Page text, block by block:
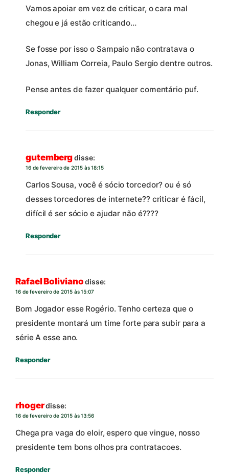
Vamos apoiar em vez de criticar, o cara mal
chegou e já estão criticando…
Se fosse por isso o Sampaio não contratava o
Jonas, William Correia, Paulo Sergio dentre outros.
Pense antes de fazer qualquer comentário puf.
Responder
gutembergdisse:
16 de fevereiro de 2015 às 18:15
Carlos Sousa, você é sócio torcedor? ou é só
desses torcedores de internete?? criticar é fácil,
difícil é ser sócio e ajudar não é????
Responder
Rafael Bolivianodisse:
16 de fevereiro de 2015 às 15:07
Bom Jogador esse Rogério. Tenho certeza que o
presidente montará um time forte para subir para a
série A esse ano.
Responder
rhogerdisse:
16 de fevereiro de 2015 às 13:56
Chega pra vaga do eloir, espero que vingue, nosso
presidente tem bons olhos pra contratacoes.
Responder